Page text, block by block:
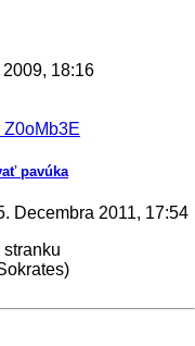
18:16
Z0oMb3E
pavúka
Decembra 2011, 17:54